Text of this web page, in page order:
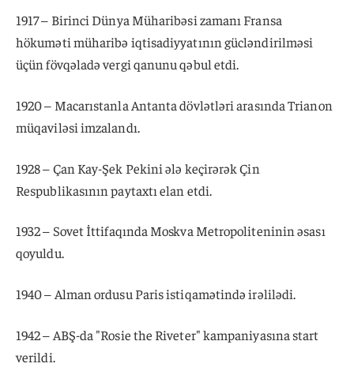
1917 – Birinci Dünya Müharibəsi zamanı Fransa
hökuməti müharibə iqtisadiyyatının gücləndirilməsi
üçün fövqəladə vergi qanunu qəbul etdi.
1920 – Macarıstanla Antanta dövlətləri arasında Trianon
müqaviləsi imzalandı.
1928 – Çan Kay-Şek Pekini ələ keçirərək Çin
Respublikasının paytaxtı elan etdi.
1932 – Sovet İttifaqında Moskva Metropoliteninin əsası
qoyuldu.
1940 – Alman ordusu Paris istiqamətində irəlilədi.
1942 – ABŞ-da "Rosie the Riveter" kampaniyasına start
verildi.